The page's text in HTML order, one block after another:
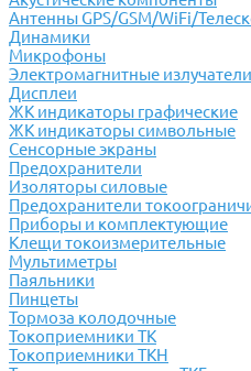
Антенны GPS/GSM/WiFi/
Динамики
Микрофоны
Электромагнитные излучатели
Дисплеи
ЖК индикаторы графические
ЖК индикаторы символьные
Сенсорные экраны
Предохранители
Изоляторы силовые
Предохранители
Приборы и комплектующие
Клещи токоизмерительные
Мультиметры
Паяльники
Пинцеты
Тормоза колодочные
Токоприемники ТК
Токоприемники ТКН